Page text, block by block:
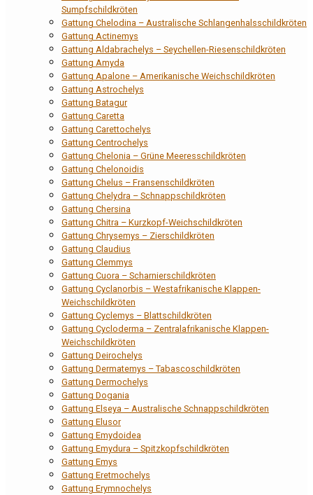
Sumpfschildkröten
Gattung Chelodina – Australische Schlangenhalsschildkröten
Gattung Actinemys
Gattung Aldabrachelys – Seychellen-Riesenschildkröten
Gattung Amyda
Gattung Apalone – Amerikanische Weichschildkröten
Gattung Astrochelys
Gattung Batagur
Gattung Caretta
Gattung Carettochelys
Gattung Centrochelys
Gattung Chelonia – Grüne Meeresschildkröten
Gattung Chelonoidis
Gattung Chelus – Fransenschildkröten
Gattung Chelydra – Schnappschildkröten
Gattung Chersina
Gattung Chitra – Kurzkopf-Weichschildkröten
Gattung Chrysemys – Zierschildkröten
Gattung Claudius
Gattung Clemmys
Gattung Cuora – Scharnierschildkröten
Gattung Cyclanorbis – Westafrikanische Klappen-
Weichschildkröten
Gattung Cyclemys – Blattschildkröten
Gattung Cycloderma – Zentralafrikanische Klappen-
Weichschildkröten
Gattung Deirochelys
Gattung Dermatemys – Tabascoschildkröten
Gattung Dermochelys
Gattung Dogania
Gattung Elseya – Australische Schnappschildkröten
Gattung Elusor
Gattung Emydoidea
Gattung Emydura – Spitzkopfschildkröten
Gattung Emys
Gattung Eretmochelys
Gattung Erymnochelys